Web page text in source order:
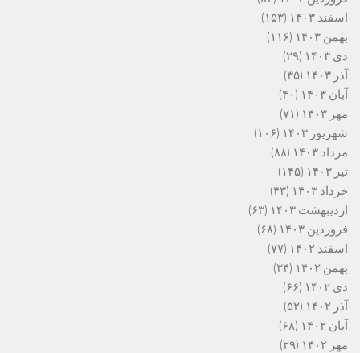
اسفند ۱۴۰۳
(۱۵۳)
بهمن ۱۴۰۳
(۱۱۶)
دی ۱۴۰۳
(۲۹)
آذر ۱۴۰۳
(۳۵)
آبان ۱۴۰۳
(۴۰)
مهر ۱۴۰۳
(۷۱)
شهریور ۱۴۰۳
(۱۰۶)
مرداد ۱۴۰۳
(۸۸)
تیر ۱۴۰۳
(۱۴۵)
خرداد ۱۴۰۳
(۴۳)
اردیبهشت ۱۴۰۳
(۶۳)
فروردین ۱۴۰۳
(۶۸)
اسفند ۱۴۰۲
(۷۷)
بهمن ۱۴۰۲
(۳۴)
دی ۱۴۰۲
(۶۶)
آذر ۱۴۰۲
(۵۲)
آبان ۱۴۰۲
(۶۸)
مهر ۱۴۰۲
(۲۹)